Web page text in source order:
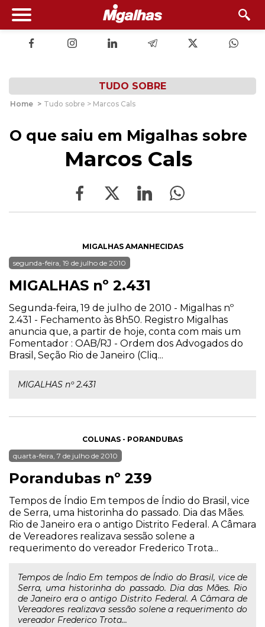
TUDO SOBRE
Home > Tudo sobre > Marcos Cals
O que saiu em Migalhas sobre
Marcos Cals
MIGALHAS AMANHECIDAS
segunda-feira, 19 de julho de 2010
MIGALHAS nº 2.431
Segunda-feira, 19 de julho de 2010 - Migalhas nº
2.431 - Fechamento às 8h50. Registro Migalhas
anuncia que, a partir de hoje, conta com mais um
Fomentador : OAB/RJ - Ordem dos Advogados do
Brasil, Seção Rio de Janeiro (Cliq...
MIGALHAS nº 2.431
COLUNAS - PORANDUBAS
quarta-feira, 7 de julho de 2010
Porandubas nº 239
Tempos de Índio Em tempos de Índio do Brasil, vice
de Serra, uma historinha do passado. Dia das Mães.
Rio de Janeiro era o antigo Distrito Federal. A Câmara
de Vereadores realizava sessão solene a
requerimento do vereador Frederico Trota...
Tempos de Índio Em tempos de Índio do Brasil, vice de
Serra, uma historinha do passado. Dia das Mães. Rio
de Janeiro era o antigo Distrito Federal. A Câmara de
Vereadores realizava sessão solene a requerimento do
vereador Frederico Trota...